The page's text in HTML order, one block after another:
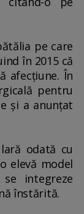
pe care
în 2015 că
afecţiune. În
pentru
şi a anunţat
odată cu
elevă model
integreze
înstărită.